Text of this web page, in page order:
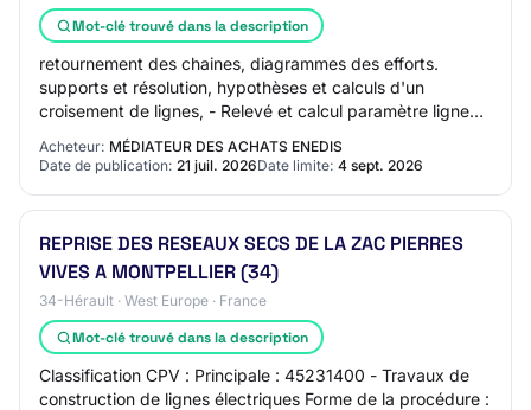
Mot-clé trouvé dans la description
retournement des chaines, diagrammes des efforts.
supports et résolution, hypothèses et calculs d'un
croisement de lignes, - Relevé et calcul paramètre ligne
existante, - Savoir réaliser un profil en…
Acheteur: MÉDIATEUR DES ACHATS ENEDIS
Date de publication: 21 juil. 2026Date limite: 4 sept. 2026
REPRISE DES RESEAUX SECS DE LA ZAC PIERRES
VIVES A MONTPELLIER (34)
34-Hérault · West Europe · France
Mot-clé trouvé dans la description
Classification CPV : Principale : 45231400 - Travaux de
construction de lignes électriques Forme de la procédure :